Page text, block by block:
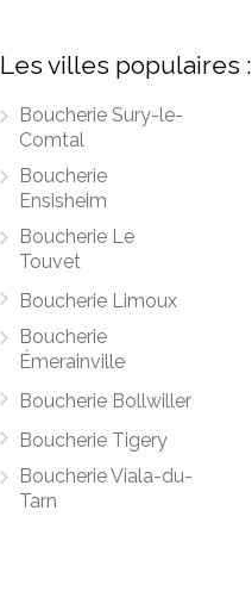
Les villes populaires :
Boucherie Sury-le-
Comtal
Boucherie
Ensisheim
Boucherie Le
Touvet
Boucherie Limoux
Boucherie
Émerainville
Boucherie Bollwiller
Boucherie Tigery
Boucherie Viala-du-
Tarn